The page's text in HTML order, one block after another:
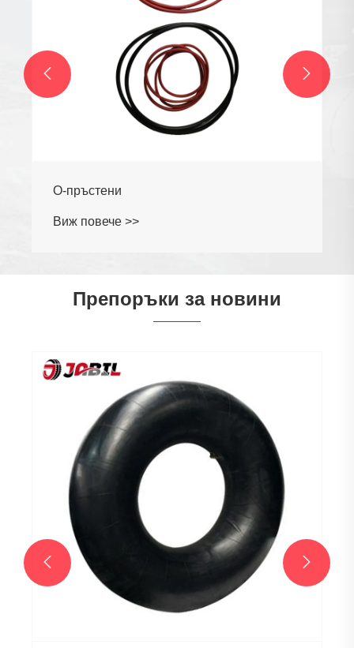
О-пръстени
Виж повече >>
 
Препоръки за новини
2026 г. Търсенето на
гуми в Централна
Инфраструктурата и
стимулират растежа
Виж повече >>
 